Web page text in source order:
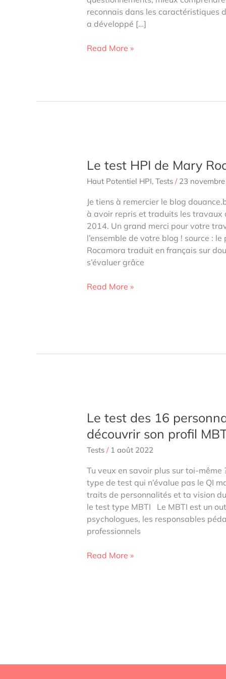
reconnais dans les caractéristiques
a développé […]
Nos
Read More »
Le test HPI de Mary
Haut Potentiel HPI,Tests / 23
Je tiens à remercier le blog
à avoir repris et traduits les travaux
2014. Un grand merci pour votre
l’ensemble de votre blog ! source :
Rocamora traduit en français sur
s’évaluer grâce
Le
Read More »
Le test des 16
découvrir son profil
Tests / 1 août 2022
Tu veux en savoir plus sur toi-même
type de test qui n’évalue pas le QI
traits de personnalités et ta vision
le test type MBTI Le MBTI est un
psychologues, les responsables
professionnels
Le
MBTI
Read More »